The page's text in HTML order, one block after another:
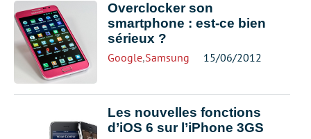
Overclocker son
smartphone : est-ce bien
sérieux ?
Google,Samsung 15/06/2012
Les nouvelles fonctions
d’iOS 6 sur l’iPhone 3GS